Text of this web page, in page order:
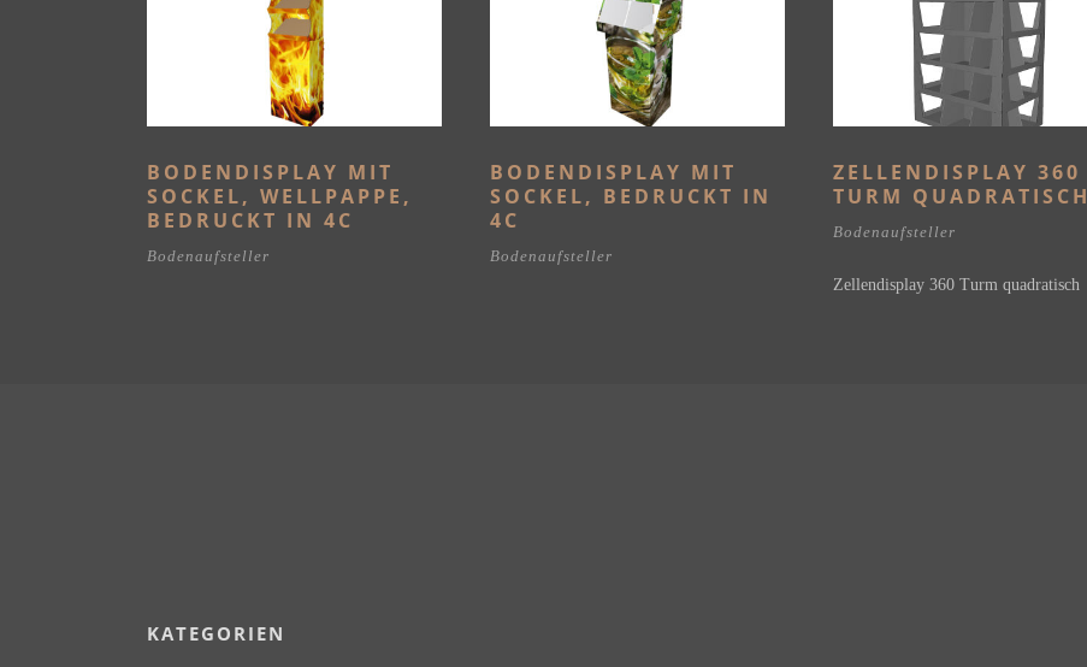
BODENDISPLAY MIT
SOCKEL, WELLPAPPE,
BEDRUCKT IN 4C
Bodenaufsteller
BODENDISPLAY MIT
SOCKEL, BEDRUCKT IN
4C
Bodenaufsteller
ZELLENDISPLAY 360
TURM QUADRATISCH
Bodenaufsteller
Zellendisplay 360 Turm quadratisch
KATEGORIEN